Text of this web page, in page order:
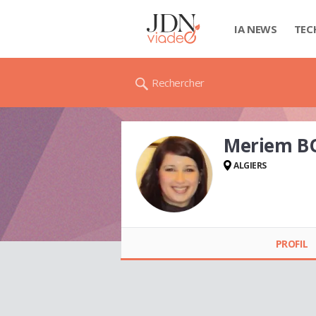
IA NEWS
Rechercher
Meriem
ALGIERS
PROFIL